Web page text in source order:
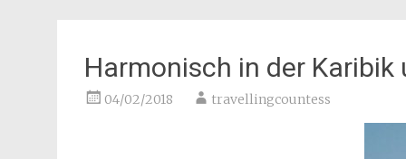
Harmonisch in der
04/02/2018 travellingcountess